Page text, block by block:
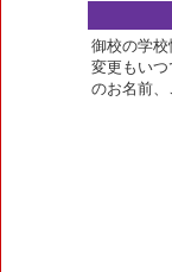
御校の学
変更もい
のお名前